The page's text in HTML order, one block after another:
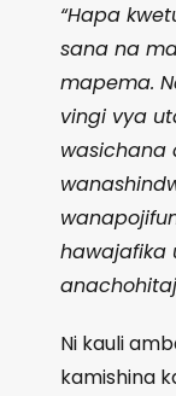
“Hapa
sana na
mapema.
vingi vya
wasichana
hawajafika
Ni kauli
kamishina